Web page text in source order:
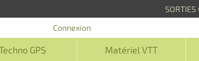
SORTIES
Connexion
GPS Matériel VTT